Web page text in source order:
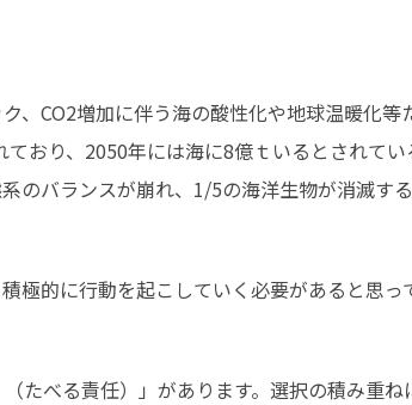
、CO2増加に伴う海の酸性化や地球温暖化等
おり、2050年には海に8億ｔいるとされてい
のバランスが崩れ、1/5の海洋生物が消滅す
極的に行動を起こしていく必要があると思っ
たべる責任）」があります。選択の積み重ね